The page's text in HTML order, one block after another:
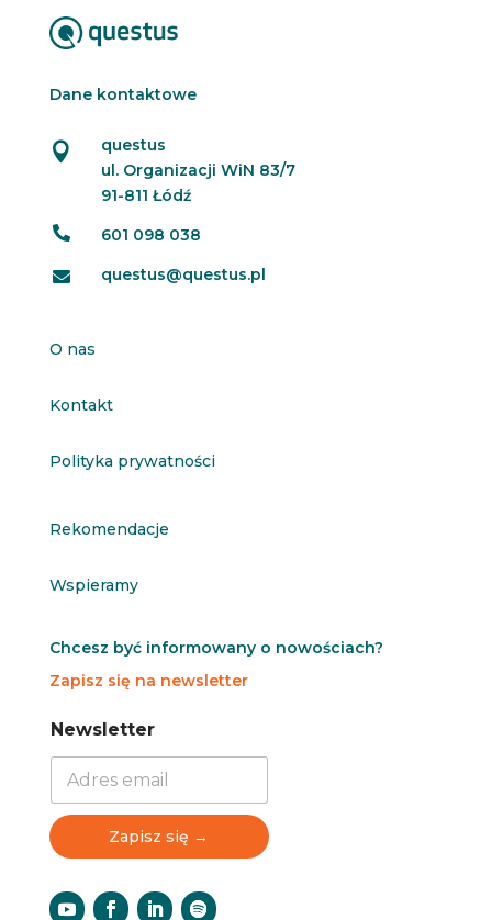
Dane kontaktowe

questus
ul. Organizacji WiN 83/7
91-811 Łódź
 601 098 038
 questus@questus.pl
O nas
Kontakt
Polityka prywatności
Rekomendacje
Wspieramy
Chcesz być informowany o nowościach?
Zapisz się na newsletter
N
e
t
e
N
e
t
e
Newsletter
Zapisz się →